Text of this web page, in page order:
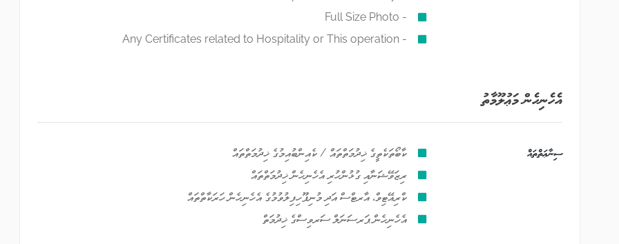
- Full Size Photo
- Any Certificates related to Hospitality or This operation
އެހެނިހެން މަޢުލޫމާތު
ސިނާޢަތްތައް
ކާބޯތަކެތީގެ ޚިދުމަތްތައް / ކެއިންބުއިމުގެ ޚިދުމަތްތައް
ރިޒަވޭޝަނާއި ގުޅުންހުރި އެހެނިހެން ޚިދުމަތްތައް
ކްރިއޭޓިވް، އާރޓްސް އަދި މުނިފޫހިފިލުވުމުގެ އެހެނިހެން ހަރަކާތްތައް
އެހެނިހެން ޕަރސަނަލް ސަރވިސްގެ ޚިދުމަތް